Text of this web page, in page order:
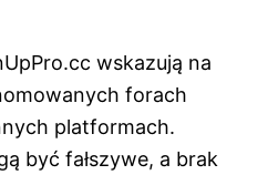
wskazują na
forach
platformach.
być fałszywe, a brak